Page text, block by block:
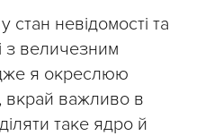
стан невідомості та
з величезним
я окреслюю
важливо в
таке ядро й